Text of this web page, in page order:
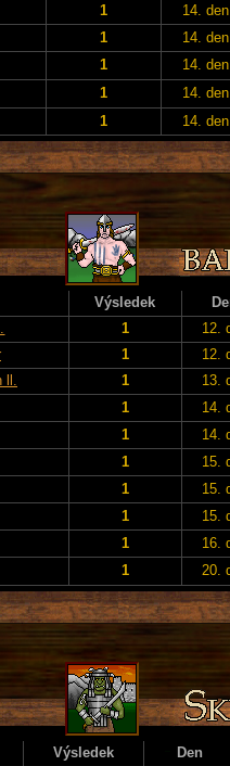
1
14. den
1
14. den
1
14. den
1
14. den
1 14. den
Výsledek
1
12.
1
12.
1
13.
1
14.
1
14.
1
15.
1
15.
1
15.
1
16.
1 20.
Výsledek
Den